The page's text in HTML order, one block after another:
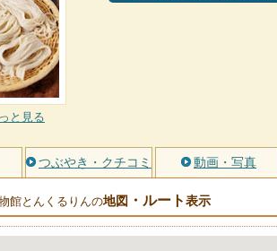
と見る
つぶやき・クチコミ 動画・写真
館とんくるりんの地図 ・ルート表示